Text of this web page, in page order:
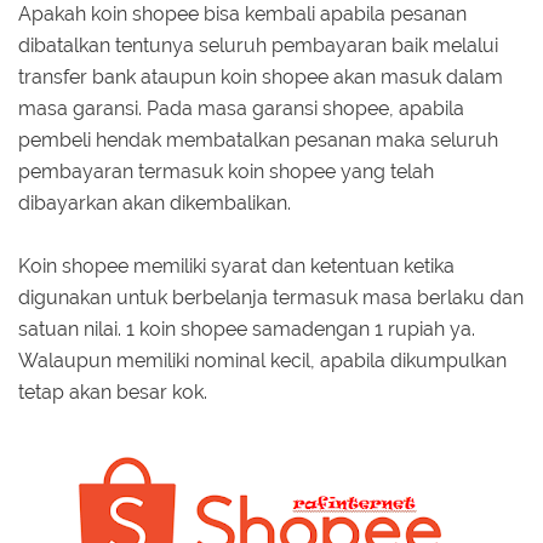
Apakah koin shopee bisa kembali apabila pesanan
dibatalkan tentunya seluruh pembayaran baik melalui
transfer bank ataupun koin shopee akan masuk dalam
masa garansi. Pada masa garansi shopee, apabila
pembeli hendak membatalkan pesanan maka seluruh
pembayaran termasuk koin shopee yang telah
dibayarkan akan dikembalikan.
Koin shopee memiliki syarat dan ketentuan ketika
digunakan untuk berbelanja termasuk masa berlaku dan
satuan nilai. 1 koin shopee samadengan 1 rupiah ya.
Walaupun memiliki nominal kecil, apabila dikumpulkan
tetap akan besar kok.